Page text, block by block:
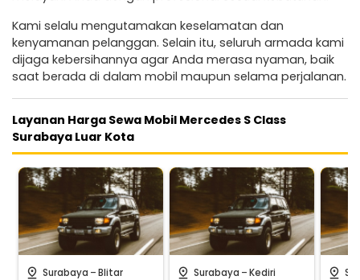
Kami selalu mengutamakan keselamatan dan
kenyamanan pelanggan. Selain itu, seluruh armada kami
dijaga kebersihannya agar Anda merasa nyaman, baik
saat berada di dalam mobil maupun selama perjalanan.
Layanan Harga Sewa Mobil Mercedes S Class
Surabaya Luar Kota
pin_drop Surabaya -Blitar pin_drop Surabaya -Kediri pin_drop